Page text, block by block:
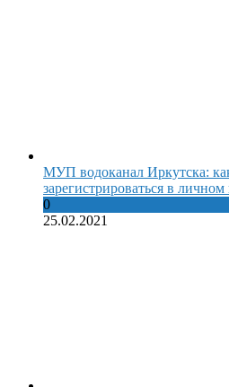
МУП водоканал Иркутска:
зарегистрироваться в личном
0
25.02.2021